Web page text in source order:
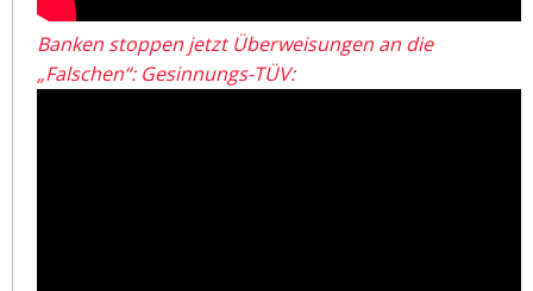
Banken stoppen jetzt Überweisungen an die
„Falschen“: Gesinnungs-TÜV: